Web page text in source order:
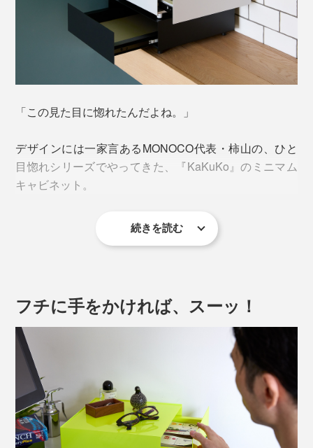
「この見た目に惚れたんだよね。」
デザインには一家言あるMONOCO代表・柿山の、ひと
目惚れシリーズでやってきた、『KaKuKo』のミニマム
キャビネット。
収納アイテムは数多くあるけれど、このシュッとした佇
何を置こうか、どこに置こうか、想像するだけで胸が高
まります。
続きを読む
フチに手をかければ、スーッ！